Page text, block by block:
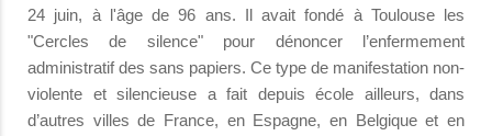
24 juin, à l'âge de 96 ans. Il avait fondé à Toulouse les
"Cercles de silence" pour dénoncer l’enfermement
administratif des sans papiers. Ce type de manifestation non-
violente et silencieuse a fait depuis école ailleurs, dans
d’autres villes de France, en Espagne, en Belgique et en